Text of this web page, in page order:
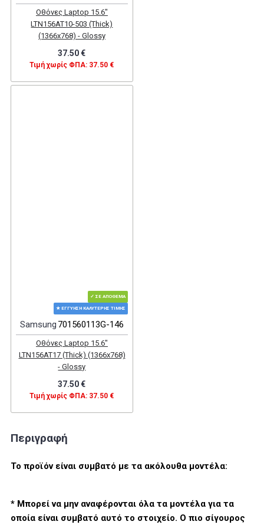
Οθόνες Laptop 15.6"
LTN156AT10-503 (Thick)
(1366x768) - Glossy
37.50 €
Τιμή χωρίς ΦΠΑ: 37.50 €
✓ ΣΕ ΑΠΌΘΕΜΑ
★ ΕΓΓΎΗΣΗ ΚΑΛΎΤΕΡΗΣ ΤΙΜΉΣ
Samsung 701560113G-146
Οθόνες Laptop 15.6"
LTN156AT17 (Thick) (1366x768)
- Glossy
37.50 €
Τιμή χωρίς ΦΠΑ: 37.50 €
Περιγραφή
Το προϊόν είναι συμβατό με τα ακόλουθα μοντέλα:
* Μπορεί να μην αναφέρονται όλα τα μοντέλα για τα
οποία είναι συμβατό αυτό το στοιχείο. Ο πιο σίγουρος